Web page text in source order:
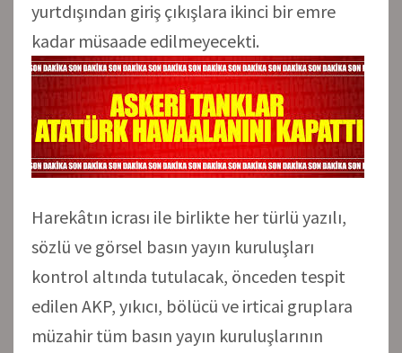
yurtdışından giriş çıkışlara ikinci bir emre
kadar müsaade edilmeyecekti.
Harekâtın icrası ile birlikte her türlü yazılı,
sözlü ve görsel basın yayın kuruluşları
kontrol altında tutulacak, önceden tespit
edilen AKP, yıkıcı, bölücü ve irticai gruplara
müzahir tüm basın yayın kuruluşlarının